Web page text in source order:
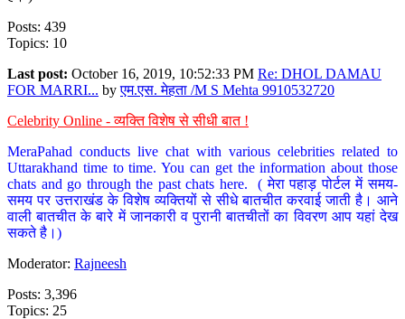
Posts: 439
Topics: 10
Last post: October 16, 2019, 10:52:33 PM Re: DHOL DAMAU
FOR MARRI... byएम.एस. मेहता /M S Mehta 9910532720
Celebrity Online - व्यक्ति विशेष से सीधी बात !
MeraPahad conducts live chat with various celebrities related to
Uttarakhand time to time. You can get the information about those
chats and go through the past chats here. ( मेरा पहाड़ पोर्टल में समय-
समय पर उत्तराखंड के विशेष व्यक्तियों से सीधे बातचीत करवाई जाती है। आने
वाली बातचीत के बारे में जानकारी व पुरानी बातचीतों का विवरण आप यहां देख
सकते है।)
Moderator: Rajneesh
Posts: 3,396
Topics: 25